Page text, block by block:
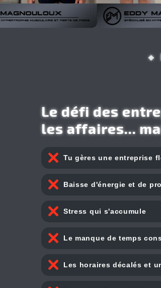
🔸
Le défi des
les affaires...
Tu gères une entreprise
Baisse d'énergie et de
Stress qui s'accumule
Le manque de temps
Les horaires décalés et